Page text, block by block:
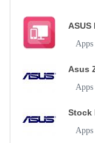
Apps
Asus
Apps
Stock
Apps